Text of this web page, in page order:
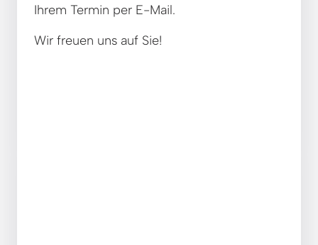
Ihrem Termin per E-Mail.
Wir freuen uns auf Sie!